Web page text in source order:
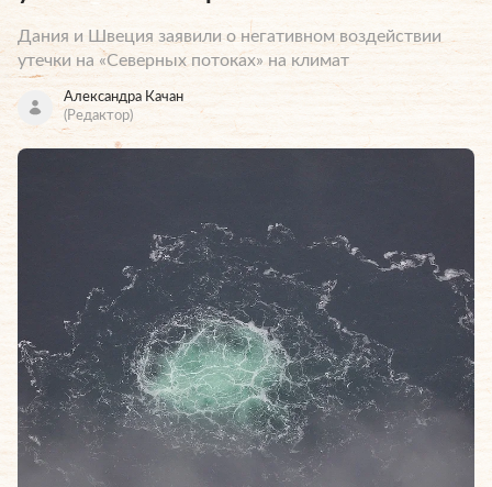
Дания и Швеция заявили о негативном воздействии
утечки на «Северных потоках» на климат
Александра Качан
(Редактор)